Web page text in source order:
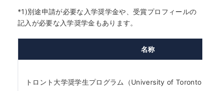
*1)別途申請が必要な入学奨学金や、受賞プロフィールの
記入が必要な入学奨学金もあります。
名称
トロント大学奨学生プログラム（University of Toronto